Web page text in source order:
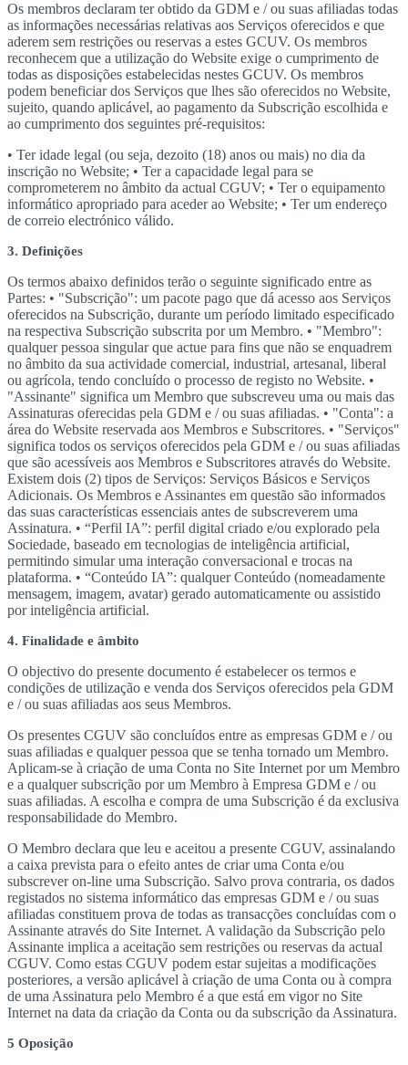
Os membros declaram ter obtido da GDM e / ou suas afiliadas todas
as informações necessárias relativas aos Serviços oferecidos e que
aderem sem restrições ou reservas a estes GCUV. Os membros
reconhecem que a utilização do Website exige o cumprimento de
todas as disposições estabelecidas nestes GCUV. Os membros
podem beneficiar dos Serviços que lhes são oferecidos no Website,
sujeito, quando aplicável, ao pagamento da Subscrição escolhida e
ao cumprimento dos seguintes pré-requisitos:
• Ter idade legal (ou seja, dezoito (18) anos ou mais) no dia da
inscrição no Website; • Ter a capacidade legal para se
comprometerem no âmbito da actual CGUV; • Ter o equipamento
informático apropriado para aceder ao Website; • Ter um endereço
de correio electrónico válido.
3. Definições
Os termos abaixo definidos terão o seguinte significado entre as
Partes: • "Subscrição": um pacote pago que dá acesso aos Serviços
oferecidos na Subscrição, durante um período limitado especificado
na respectiva Subscrição subscrita por um Membro. • "Membro":
qualquer pessoa singular que actue para fins que não se enquadrem
no âmbito da sua actividade comercial, industrial, artesanal, liberal
ou agrícola, tendo concluído o processo de registo no Website. •
"Assinante" significa um Membro que subscreveu uma ou mais das
Assinaturas oferecidas pela GDM e / ou suas afiliadas. • "Conta": a
área do Website reservada aos Membros e Subscritores. • "Serviços"
significa todos os serviços oferecidos pela GDM e / ou suas afiliadas
que são acessíveis aos Membros e Subscritores através do Website.
Existem dois (2) tipos de Serviços: Serviços Básicos e Serviços
Adicionais. Os Membros e Assinantes em questão são informados
das suas características essenciais antes de subscreverem uma
Assinatura. • “Perfil IA”: perfil digital criado e/ou explorado pela
Sociedade, baseado em tecnologias de inteligência artificial,
permitindo simular uma interação conversacional e trocas na
plataforma. • “Conteúdo IA”: qualquer Conteúdo (nomeadamente
mensagem, imagem, avatar) gerado automaticamente ou assistido
por inteligência artificial.
4. Finalidade e âmbito
O objectivo do presente documento é estabelecer os termos e
condições de utilização e venda dos Serviços oferecidos pela GDM
e / ou suas afiliadas aos seus Membros.
Os presentes CGUV são concluídos entre as empresas GDM e / ou
suas afiliadas e qualquer pessoa que se tenha tornado um Membro.
Aplicam-se à criação de uma Conta no Site Internet por um Membro
e a qualquer subscrição por um Membro à Empresa GDM e / ou
suas afiliadas. A escolha e compra de uma Subscrição é da exclusiva
responsabilidade do Membro.
O Membro declara que leu e aceitou a presente CGUV, assinalando
a caixa prevista para o efeito antes de criar uma Conta e/ou
subscrever on-line uma Subscrição. Salvo prova contraria, os dados
registados no sistema informático das empresas GDM e / ou suas
afiliadas constituem prova de todas as transacções concluídas com o
Assinante através do Site Internet. A validação da Subscrição pelo
Assinante implica a aceitação sem restrições ou reservas da actual
CGUV. Como estas CGUV podem estar sujeitas a modificações
posteriores, a versão aplicável à criação de uma Conta ou à compra
de uma Assinatura pelo Membro é a que está em vigor no Site
Internet na data da criação da Conta ou da subscrição da Assinatura.
5 Oposição